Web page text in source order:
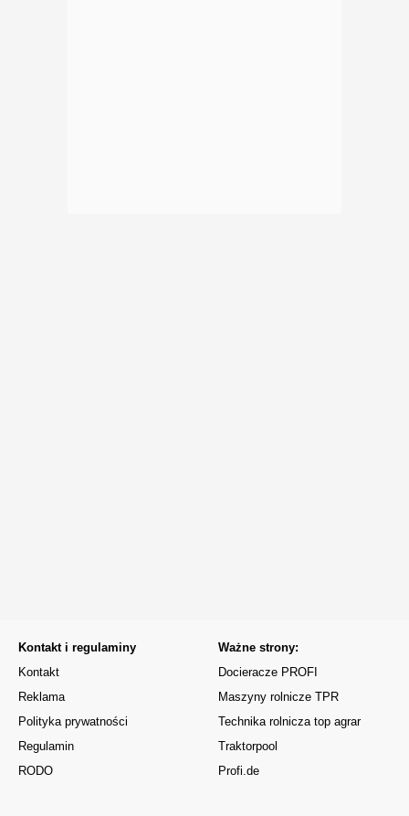
Kontakt i regulaminy
Kontakt
Reklama
Polityka prywatności
Regulamin
RODO
Ważne strony:
Docieracze PROFI
Maszyny rolnicze TPR
Technika rolnicza top agrar
Traktorpool
Profi.de